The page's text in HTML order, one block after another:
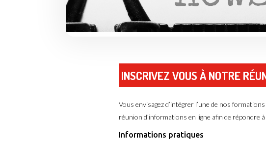
INSCRIVEZ VOUS À NOTRE
Vous envisagez d’intégrer l’une de nos
réunion d’informations en ligne afin de
Informations pratiques